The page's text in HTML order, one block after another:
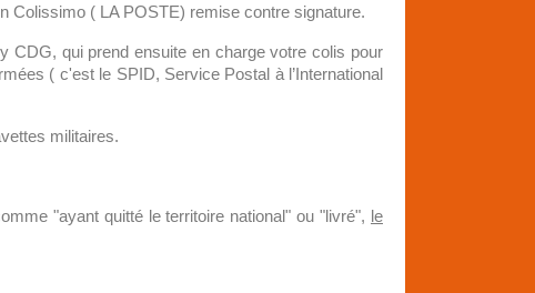
Colissimo ( LA POSTE) remise contre signature.
CDG, qui prend ensuite en charge votre colis pour
( c'est le SPID, Service Postal à l’International
militaires.
"ayant quitté le territoire national" ou "livré", le